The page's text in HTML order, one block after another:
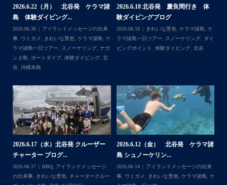
・
アイランドメッセージは北谷町の浜川漁港を拠点に、中部
発着の国立公園指定の慶良間諸島(#ケラマ)の日帰り#ダイビ
ング・#スノーケリング ツアーを開催しているマリンショッ
プです
【台風13号によるツアー中止のお知
らせ】
2026.08.06
アイランドメッセージの出来
事
,台風
2026.8.2（火） 北谷発 ケラマ諸
島 体験ダイビング&...
2026.08.03
アイランドメッセージの出来
事,きれいな景色,ケラマ諸島,ケラマ諸島
一日ツアー,スノーケリング,ナガンヌ島
2026.7.28（火） 北谷発 ケラマ諸
島 体験ダイビング...
2026.07.30
アイランドメッセージの出来
事,ウミウシ,きれいな景色 ,ケラマ諸島,
ラマ諸島一日ツアー,スノーケリング,体験
2026.7.23 北谷発 慶良間行き 体
験ダイビング＆シュ...
ケラマ諸島